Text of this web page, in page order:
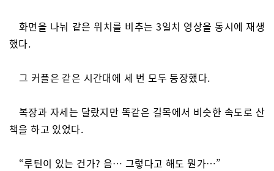
화면을 나눠 같은 위치를 비추는 3일치 영상을 동시에 재생
했다.
그 커플은 같은 시간대에 세 번 모두 등장했다.
복장과 자세는 달랐지만 똑같은 길목에서 비슷한 속도로 산
책을 하고 있었다.
“루틴이 있는 건가? 음… 그렇다고 해도 뭔가…”